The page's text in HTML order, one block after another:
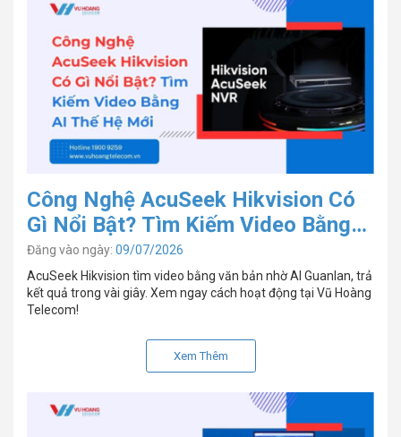
Công Nghệ AcuSeek Hikvision Có
Gì Nổi Bật? Tìm Kiếm Video Bằng
AI Thế Hệ Mới
Đăng vào ngày: 09/07/2026
AcuSeek Hikvision tìm video bằng văn bản nhờ AI Guanlan, trả
kết quả trong vài giây. Xem ngay cách hoạt động tại Vũ Hoàng
Telecom!
Xem Thêm